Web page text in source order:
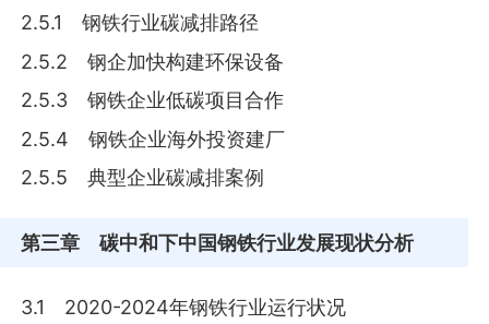
2.5.1 钢铁行业碳减排路径
2.5.2 钢企加快构建环保设备
2.5.3 钢铁企业低碳项目合作
2.5.4 钢铁企业海外投资建厂
2.5.5 典型企业碳减排案例
第三章 碳中和下中国钢铁行业发展现状分析
3.1 2020-2024年钢铁行业运行状况